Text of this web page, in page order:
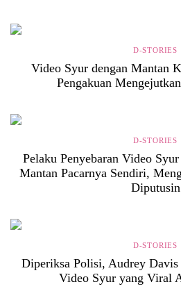
D-STORIES
Video Syur dengan Mantan
Pengakuan
D-STORIES
Pelaku Penyebaran Video
Mantan Pacarnya Sendiri,
Diputusin
D-STORIES
Diperiksa Polisi, Audrey
Video Syur yang Viral